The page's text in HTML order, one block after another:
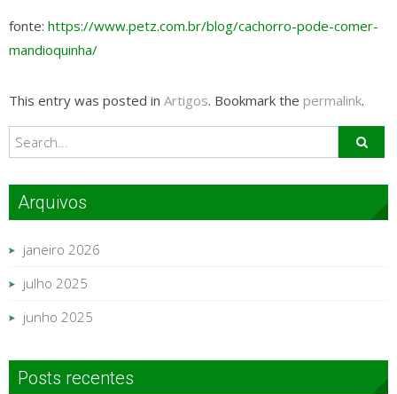
fonte: https://www.petz.com.br/blog/cachorro-pode-comer-
mandioquinha/
This entry was posted in Artigos. Bookmark the permalink.
Arquivos
janeiro 2026
julho 2025
junho 2025
Posts recentes